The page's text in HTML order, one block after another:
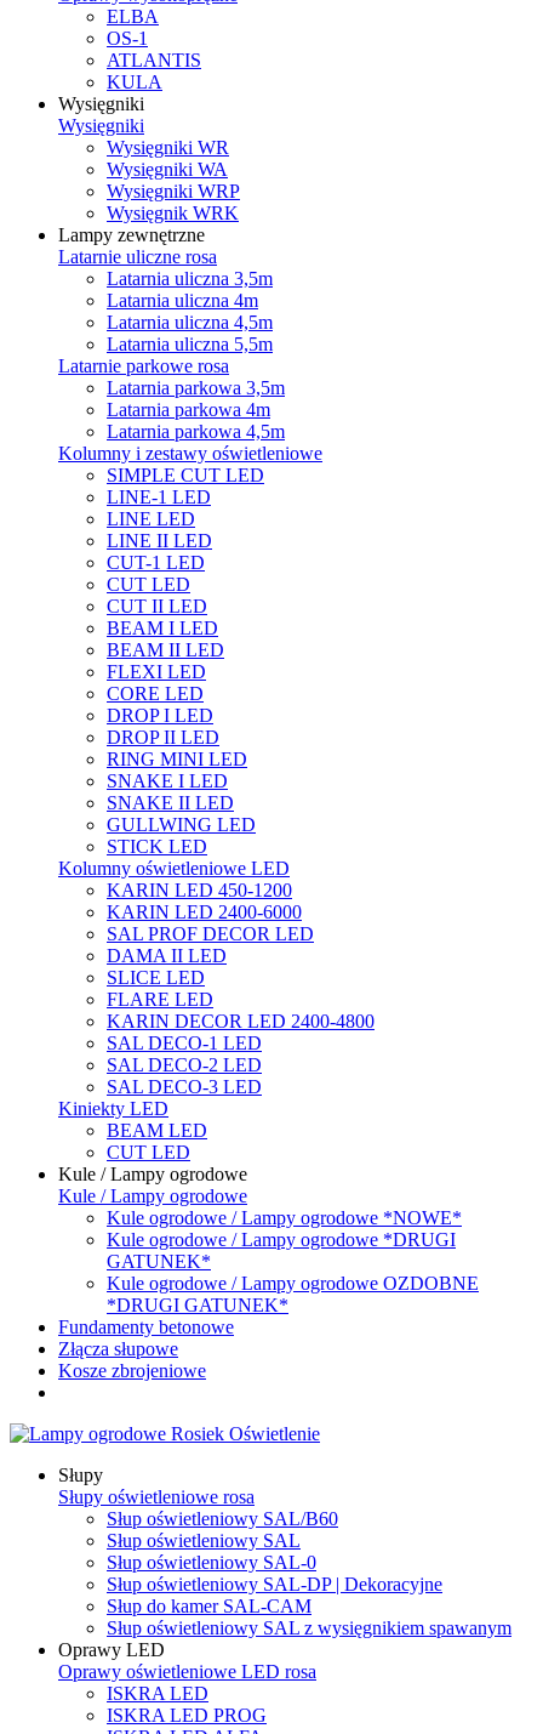
ELBA
OS-1
ATLANTIS
KULA
Wysięgniki
Wysięgniki
Wysięgniki WR
Wysięgniki WA
Wysięgniki WRP
Wysięgnik WRK
Lampy zewnętrzne
Latarnie uliczne rosa
Latarnia uliczna 3,5m
Latarnia uliczna 4m
Latarnia uliczna 4,5m
Latarnia uliczna 5,5m
Latarnie parkowe rosa
Latarnia parkowa 3,5m
Latarnia parkowa 4m
Latarnia parkowa 4,5m
Kolumny i zestawy oświetleniowe
SIMPLE CUT LED
LINE-1 LED
LINE LED
LINE II LED
CUT-1 LED
CUT LED
CUT II LED
BEAM I LED
BEAM II LED
FLEXI LED
CORE LED
DROP I LED
DROP II LED
RING MINI LED
SNAKE I LED
SNAKE II LED
GULLWING LED
STICK LED
Kolumny oświetleniowe LED
KARIN LED 450-1200
KARIN LED 2400-6000
SAL PROF DECOR LED
DAMA II LED
SLICE LED
FLARE LED
KARIN DECOR LED 2400-4800
SAL DECO-1 LED
SAL DECO-2 LED
SAL DECO-3 LED
Kiniekty LED
BEAM LED
CUT LED
Kule / Lampy ogrodowe
Kule / Lampy ogrodowe
Kule ogrodowe / Lampy ogrodowe *NOWE*
Kule ogrodowe / Lampy ogrodowe *DRUGI
GATUNEK*
Kule ogrodowe / Lampy ogrodowe OZDOBNE
*DRUGI GATUNEK*
Fundamenty betonowe
Złącza słupowe
Kosze zbrojeniowe
Słupy
Słupy oświetleniowe rosa
Słup oświetleniowy SAL/B60
Słup oświetleniowy SAL
Słup oświetleniowy SAL-0
Słup oświetleniowy SAL-DP | Dekoracyjne
Słup do kamer SAL-CAM
Słup oświetleniowy SAL z wysięgnikiem spawanym
Oprawy LED
Oprawy oświetleniowe LED rosa
ISKRA LED
ISKRA LED PROG